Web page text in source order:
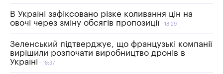
В Україні зафіксовано різке коливання цін на
овочі через зміну обсягів пропозиції
18:29
Зеленський підтверджує, що французькі компанії
вирішили розпочати виробництво дронів в
Україні
18:37